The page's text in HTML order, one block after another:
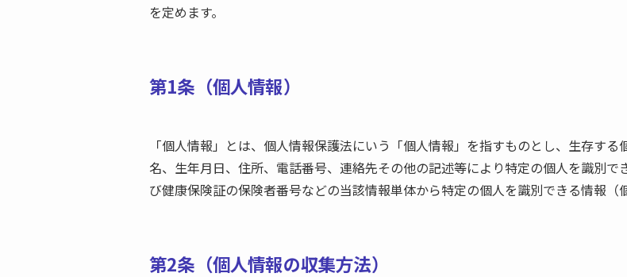
を定めます。
第1条（個人情報）
「個人情報」とは、個人情報保護法にいう「個人情報」を指すものとし、生存す
名、生年月日、住所、電話番号、連絡先その他の記述等により特定の個人を識別
び健康保険証の保険者番号などの当該情報単体から特定の個人を識別できる情報（
第2条（個人情報の収集方法）